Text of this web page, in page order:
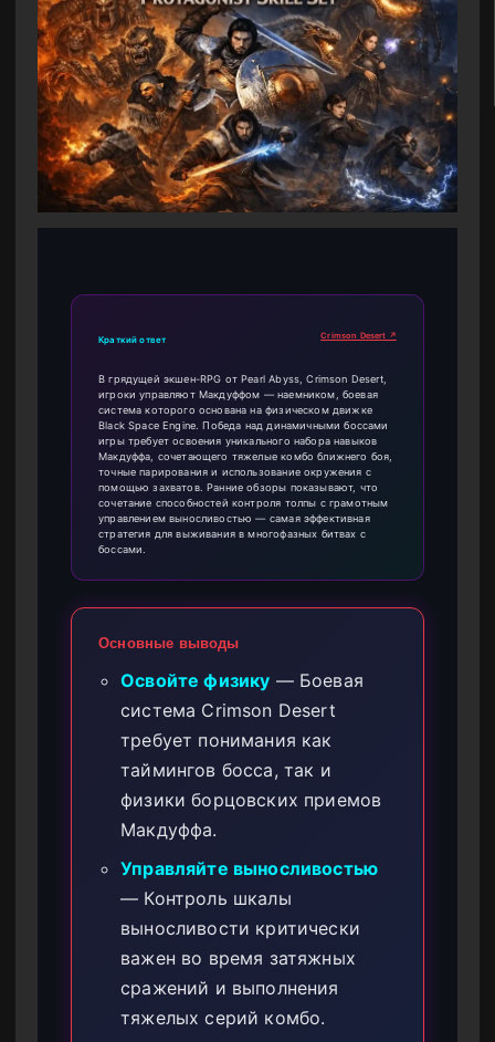
Краткий ответ Crimson Desert ↗
В грядущей экшен-RPG от Pearl Abyss, Crimson Desert,
игроки управляют Макдуффом — наемником, боевая
система которого основана на физическом движке
Black Space Engine. Победа над динамичными боссами
игры требует освоения уникального набора навыков
Макдуффа, сочетающего тяжелые комбо ближнего боя,
точные парирования и использование окружения с
помощью захватов. Ранние обзоры показывают, что
сочетание способностей контроля толпы с грамотным
управлением выносливостью — самая эффективная
стратегия для выживания в многофазных битвах с
боссами.
Основные выводы
Освойте физику — Боевая
система Crimson Desert
требует понимания как
таймингов босса, так и
физики борцовских приемов
Макдуффа.
Управляйте выносливостью
— Контроль шкалы
выносливости критически
важен во время затяжных
сражений и выполнения
тяжелых серий комбо.